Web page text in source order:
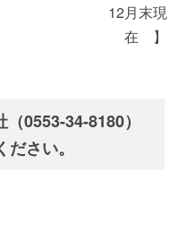
12月末現
在 】
0553-34-8180）
さい。